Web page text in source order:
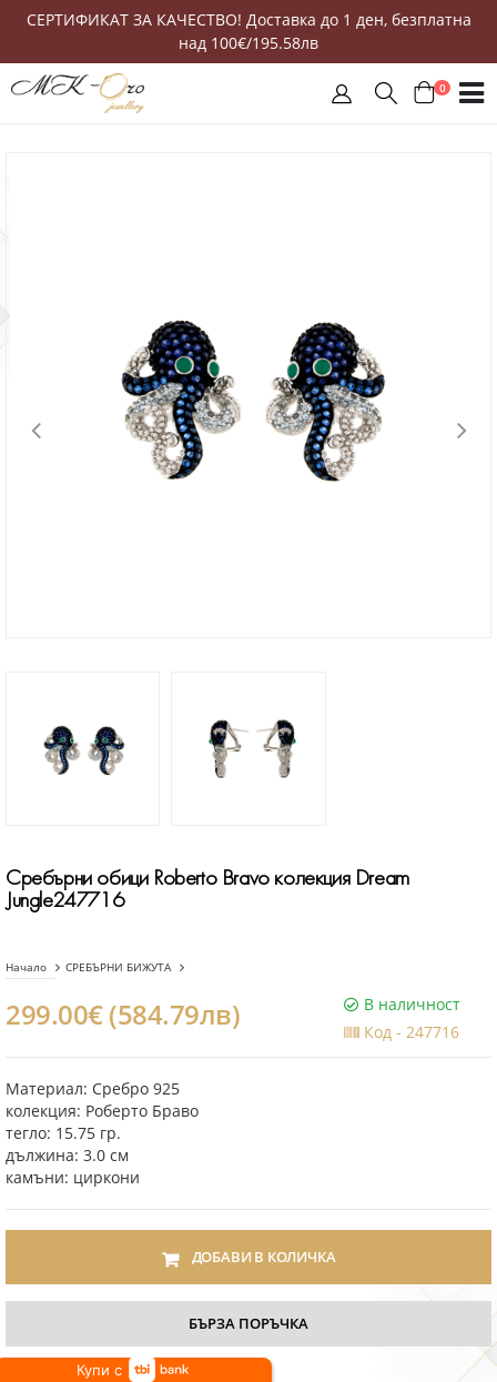
СЕРТИФИКАТ ЗА КАЧЕСТВО! Доставка до 1 ден, безплатна
над 100€/195.58лв
0
Сребърни обици Roberto Bravo колекция Dream
Jungle247716
Начало СРЕБЪРНИ БИЖУТА
299.00€ (584.79лв)
В наличност
Код -247716
Материал: Сребро 925
колекция: Роберто Браво
тегло: 15.75 гр.
дължина: 3.0 см
камъни: циркони
ДОБАВИ В КОЛИЧКА
БЪРЗА ПОРЪЧКА
Купи с